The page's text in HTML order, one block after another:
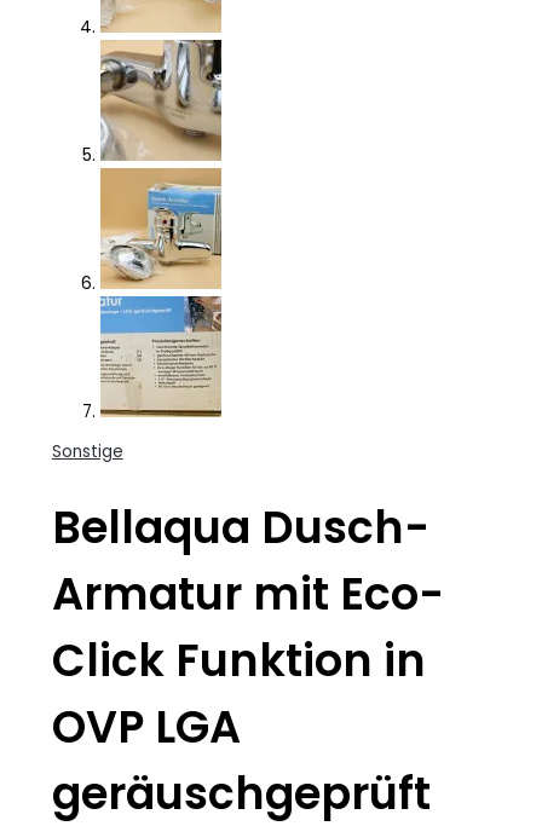
Sonstige
Bellaqua Dusch-
Armatur mit Eco-
Click Funktion in
OVP LGA
geräuschgeprüft